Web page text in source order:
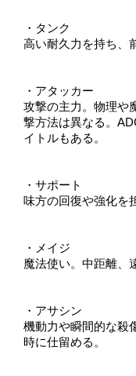
・タンク
高い耐久力を持ち、
・アタッカー
攻撃の主力。物理や
撃方法は異なる。
イトルもある。
・サポート
味方の回復や強化を
・メイジ
魔法使い。中距離、
・アサシン
機動力や瞬間的な殺
時に仕留める。